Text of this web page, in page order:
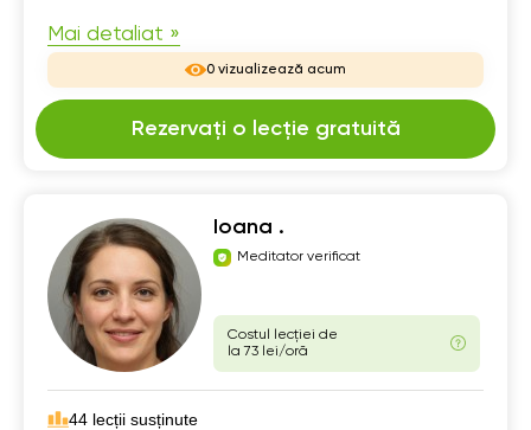
Mai detaliat »
0 vizualizează acum
Rezervați o lecție gratuită
Ioana .
Meditator verificat
Costul lecției de
la 73 lei/oră
44 lecții susținute